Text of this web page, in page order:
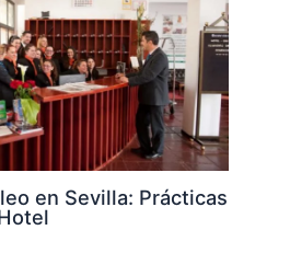
en Sevilla: Prácticas